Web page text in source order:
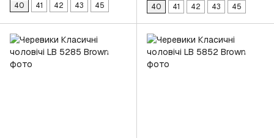
40
41 42 43 45
40
41 42 43 45